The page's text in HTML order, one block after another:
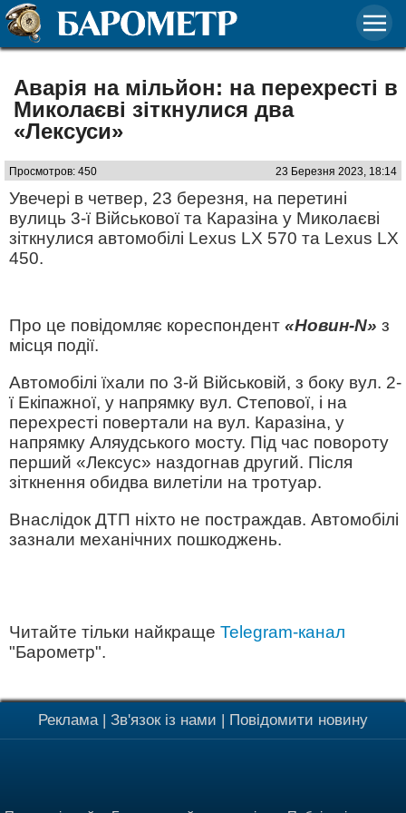
Аварія на мільйон: на перехресті в
Миколаєві зіткнулися два
«Лексуси»
Просмотров: 450 23 Березня 2023, 18:14
Увечері в четвер, 23 березня, на перетині
вулиць 3-ї Військової та Каразіна у Миколаєві
зіткнулися автомобілі Lexus LX 570 та Lexus LX
450.
Про це повідомляє кореспондент «Новин-N» з
місця події.
Автомобілі їхали по 3-й Військовій, з боку вул. 2-
ї Екіпажної, у напрямку вул. Степової, і на
перехресті повертали на вул. Каразіна, у
напрямку Аляудського мосту. Під час повороту
перший «Лексус» наздогнав другий. Після
зіткнення обидва вилетіли на тротуар.
Внаслідок ДТП ніхто не постраждав. Автомобілі
зазнали механічних пошкоджень.
Читайте тільки найкраще Telegram-канал
"Барометр".
Реклама| Зв'язок із нами | Повідомити новину